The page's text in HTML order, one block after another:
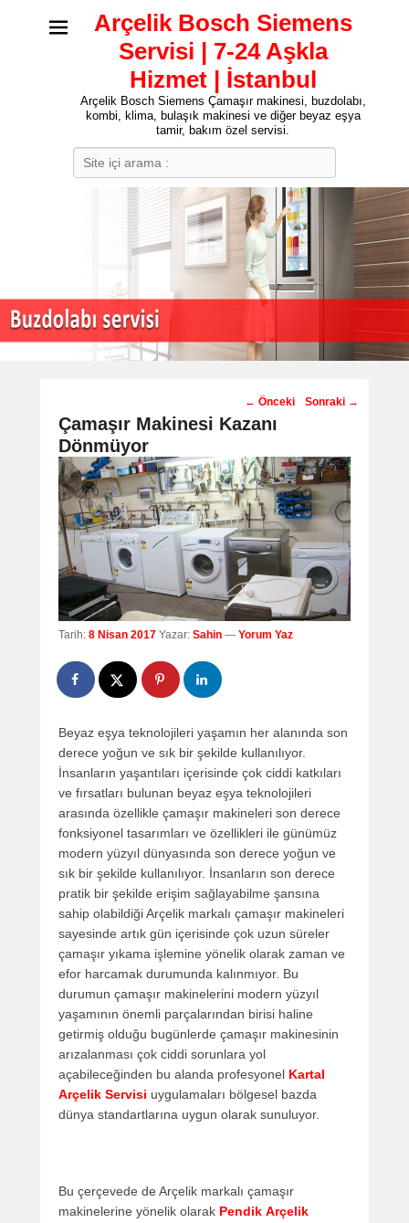
Arçelik Bosch Siemens
Servisi | 7-24 Aşkla
Hizmet | İstanbul
Arçelik Bosch Siemens Çamaşır makinesi, buzdolabı,
kombi, klima, bulaşık makinesi ve diğer beyaz eşya
tamir, bakım özel servisi.
Post
navigation
← Önceki Sonraki →
Çamaşır Makinesi Kazanı
Dönmüyor
Tarih: 8 Nisan 2017 Yazar: Sahin — Yorum Yaz
Beyaz eşya teknolojileri yaşamın her alanında son
derece yoğun ve sık bir şekilde kullanılıyor.
İnsanların yaşantıları içerisinde çok ciddi katkıları
ve fırsatları bulunan beyaz eşya teknolojileri
arasında özellikle çamaşır makineleri son derece
fonksiyonel tasarımları ve özellikleri ile günümüz
modern yüzyıl dünyasında son derece yoğun ve
sık bir şekilde kullanılıyor. İnsanların son derece
pratik bir şekilde erişim sağlayabilme şansına
sahip olabildiği Arçelik markalı çamaşır makineleri
sayesinde artık gün içerisinde çok uzun süreler
çamaşır yıkama işlemine yönelik olarak zaman ve
efor harcamak durumunda kalınmıyor. Bu
durumun çamaşır makinelerini modern yüzyıl
yaşamının önemli parçalarından birisi haline
getirmiş olduğu bugünlerde çamaşır makinesinin
arızalanması çok ciddi sorunlara yol
açabileceğinden bu alanda profesyonel Kartal
Arçelik Servisi uygulamaları bölgesel bazda
dünya standartlarına uygun olarak sunuluyor.
Bu çerçevede de Arçelik markalı çamaşır
makinelerine yönelik olarak Pendik Arçelik